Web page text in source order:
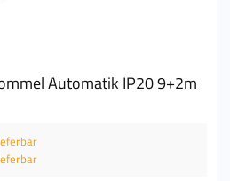
Automatik IP20 9+2m